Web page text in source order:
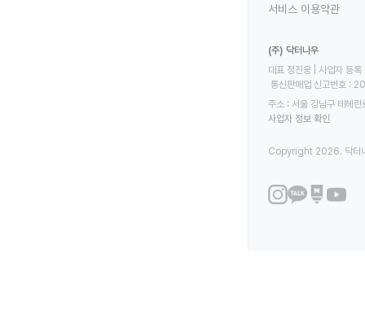
서비스 이용약관
(주) 닥터나우
대표 정진웅 | 사업자
통신판매업 신고번호
주소 : 서울 강남구 테헤
사업자 정보 확인
Copyright 2026. 닥터